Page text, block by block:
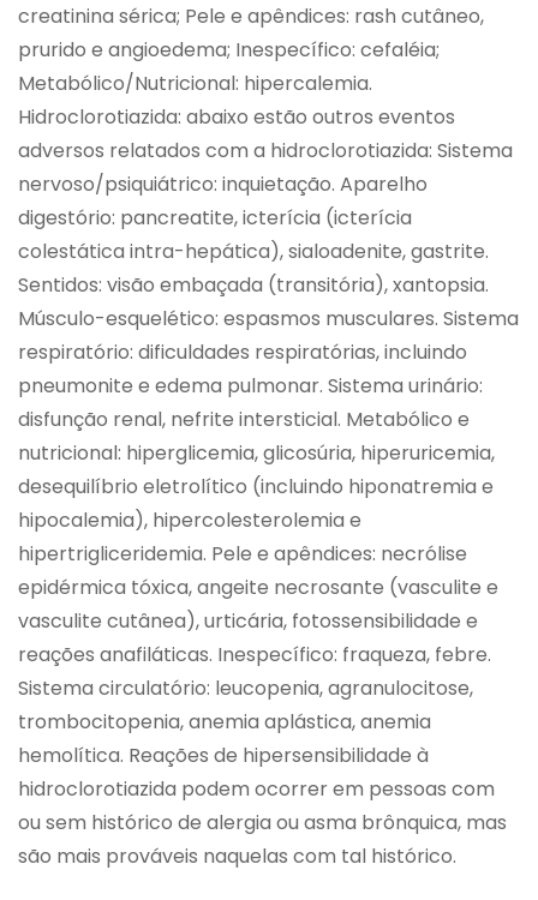
creatinina sérica; Pele e apêndices: rash cutâneo,
prurido e angioedema; Inespecífico: cefaléia;
Metabólico/Nutricional: hipercalemia.
Hidroclorotiazida: abaixo estão outros eventos
adversos relatados com a hidroclorotiazida: Sistema
nervoso/psiquiátrico: inquietação. Aparelho
digestório: pancreatite, icterícia (icterícia
colestática intra-hepática), sialoadenite, gastrite.
Sentidos: visão embaçada (transitória), xantopsia.
Músculo-esquelético: espasmos musculares. Sistema
respiratório: dificuldades respiratórias, incluindo
pneumonite e edema pulmonar. Sistema urinário:
disfunção renal, nefrite intersticial. Metabólico e
nutricional: hiperglicemia, glicosúria, hiperuricemia,
desequilíbrio eletrolítico (incluindo hiponatremia e
hipocalemia), hipercolesterolemia e
hipertrigliceridemia. Pele e apêndices: necrólise
epidérmica tóxica, angeite necrosante (vasculite e
vasculite cutânea), urticária, fotossensibilidade e
reações anafiláticas. Inespecífico: fraqueza, febre.
Sistema circulatório: leucopenia, agranulocitose,
trombocitopenia, anemia aplástica, anemia
hemolítica. Reações de hipersensibilidade à
hidroclorotiazida podem ocorrer em pessoas com
ou sem histórico de alergia ou asma brônquica, mas
são mais prováveis naquelas com tal histórico.